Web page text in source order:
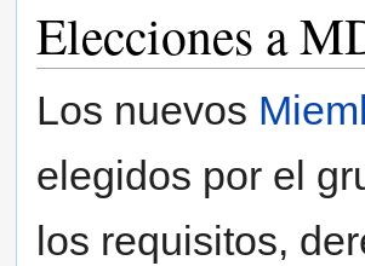
Elecciones a
Los nuevos
elegidos por el
los requisitos,